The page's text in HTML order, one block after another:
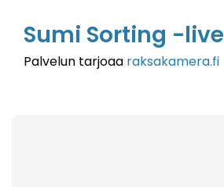
Sumi Sorting -live
Palvelun tarjoaa raksakamera.fi